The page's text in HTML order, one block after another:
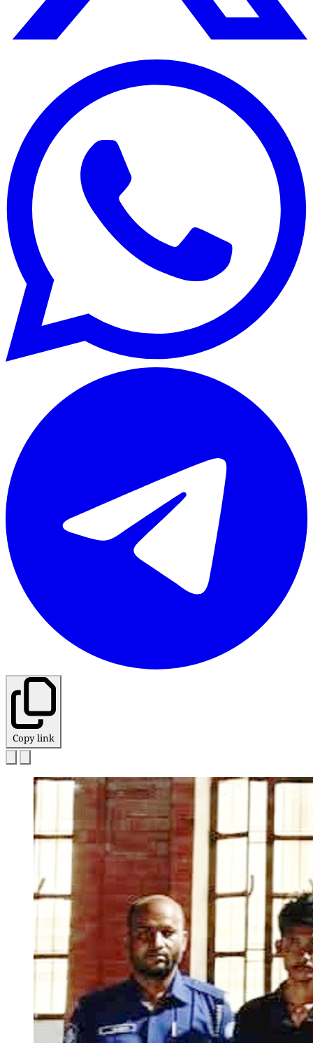
Copy link